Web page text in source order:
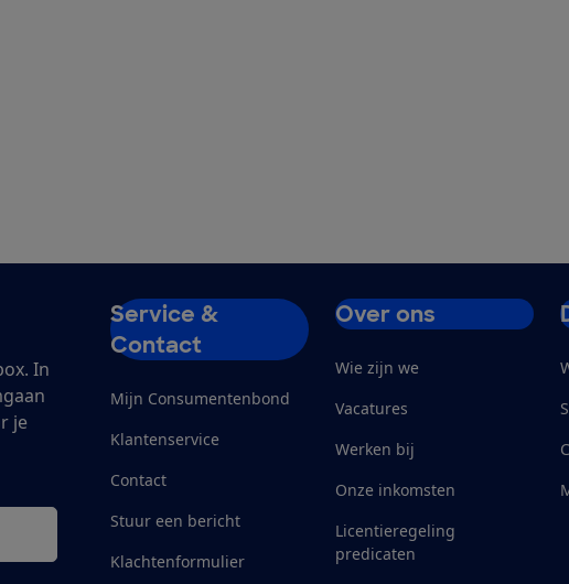
In
je
Service &
Contact
Mijn Consumentenbond
Klantenservice
Contact
Stuur een bericht
Klachtenformulier
Over ons
Wie zijn we
Vacatures
Werken bij
Onze inkomsten
Licentieregeling
predicaten